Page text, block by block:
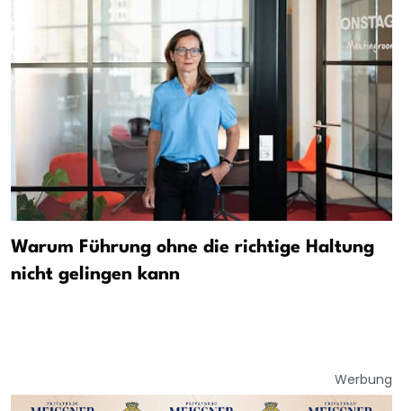
Warum Führung ohne die richtige Haltung
nicht gelingen kann
Werbung